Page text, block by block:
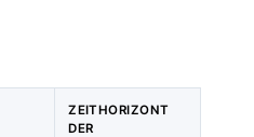
ZEITHORIZONT
DER